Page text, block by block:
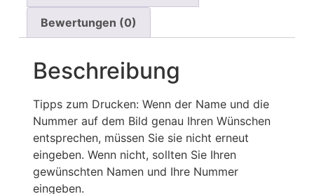
Bewertungen (0)
Beschreibung
Tipps zum Drucken: Wenn der Name und die
Nummer auf dem Bild genau Ihren Wünschen
entsprechen, müssen Sie sie nicht erneut
eingeben. Wenn nicht, sollten Sie Ihren
gewünschten Namen und Ihre Nummer
eingeben.